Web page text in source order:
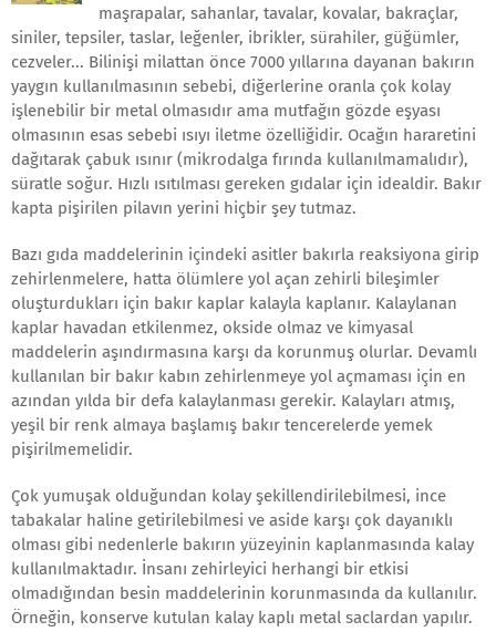
maşrapalar, sahanlar, tavalar, kovalar, bakraçlar,
siniler, tepsiler, taslar, leğenler, ibrikler, sürahiler, güğümler,
cezveler... Bilinişi milattan önce 7000 yıllarına dayanan bakırın
yaygın kullanılmasının sebebi, diğerlerine oranla çok kolay
işlenebilir bir metal olmasıdır ama mutfağın gözde eşyası
olmasının esas sebebi ısıyı iletme özelliğidir. Ocağın hararetini
dağıtarak çabuk ısınır (mikrodalga fırında kullanılmamalıdır),
süratle soğur. Hızlı ısıtılması gereken gıdalar için idealdir. Bakır
kapta pişirilen pilavın yerini hiçbir şey tutmaz.
Bazı gıda maddelerinin içindeki asitler bakırla reaksiyona girip
zehirlenmelere, hatta ölümlere yol açan zehirli bileşimler
oluşturdukları için bakır kaplar kalayla kaplanır. Kalaylanan
kaplar havadan etkilenmez, okside olmaz ve kimyasal
maddelerin aşındırmasına karşı da korunmuş olurlar. Devamlı
kullanılan bir bakır kabın zehirlenmeye yol açmaması için en
azından yılda bir defa kalaylanması gerekir. Kalayları atmış,
yeşil bir renk almaya başlamış bakır tencerelerde yemek
pişirilmemelidir.
Çok yumuşak olduğundan kolay şekillendirilebilmesi, ince
tabakalar haline getirilebilmesi ve aside karşı çok dayanıklı
olması gibi nedenlerle bakırın yüzeyinin kaplanmasında kalay
kullanılmaktadır. İnsanı zehirleyici herhangi bir etkisi
olmadığından besin maddelerinin korunmasında da kullanılır.
Örneğin, konserve kutulan kalay kaplı metal saclardan yapılır.